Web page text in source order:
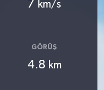
7 km/s
GÖRÜŞ
4.8 km